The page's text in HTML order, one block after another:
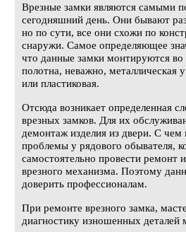
Врезные замки являются самыми
сегодняшний день. Они бывают
но по сути, все они схожи по
снаружи. Самое определяющее
что данные замки монтируются во
полотна, неважно, металлическая
или пластиковая.
Отсюда возникает определенная
врезных замков. Для их
демонтаж изделия из двери. С чем
проблемы у рядового обывателя,
самостоятельно провести ремонт
врезного механизма. Поэтому
доверить профессионалам.
При ремонте врезного замка,
диагностику изношенных деталей